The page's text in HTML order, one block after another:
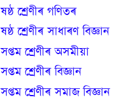
ষষ্ঠ শ্ৰেণীৰ গণিতৰ
ষষ্ঠ শ্ৰেণীৰ সাধাৰণ বিজ্ঞান
সপ্তম শ্ৰেণীৰ অসমীয়া
সপ্তম শ্ৰেণীৰ বিজ্ঞান
সপ্তম শ্ৰেণীৰ সমাজ বিজ্ঞান